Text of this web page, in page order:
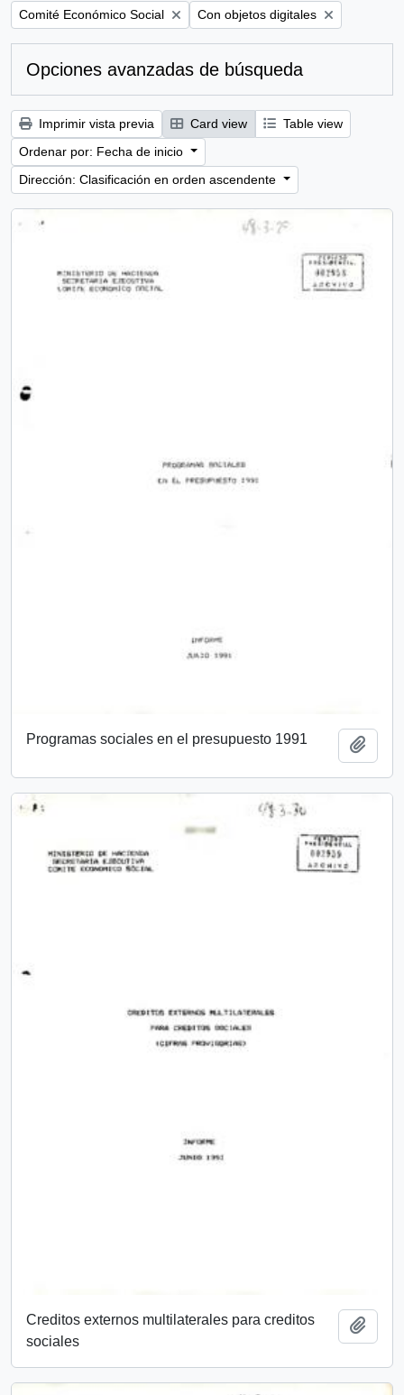
Remove filter:
Comité Económico Social Remove filter:
Con objetos digitales
Opciones avanzadas de búsqueda
Imprimir vista previa Card view
Table view
Ordenar por: Fecha de inicio
Dirección: Clasificación en orden ascendente
Programas sociales en el presupuesto 1991
Creditos externos multilaterales para creditos
sociales